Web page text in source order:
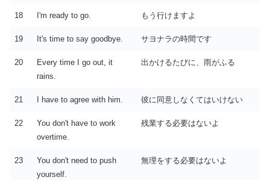
18 I'm ready to go. もう行けますよ
19 It's time to say goodbye. サヨナラの時間です
20
Every time I go out, it
rains.
出かけるたびに、雨がふる
21 I have to agree with him. 彼に同意しなくてはいけない
22
You don't have to work
overtime.
残業する必要はないよ
23
You don't need to push
yourself.
無理をする必要はないよ